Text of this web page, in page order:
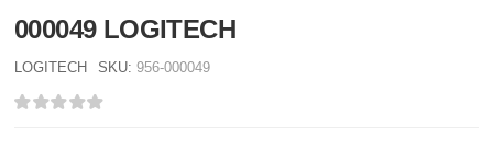
000049 LOGITECH
LOGITECH SKU: 956-000049